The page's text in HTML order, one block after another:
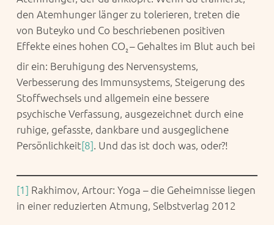
den Atemhunger länger zu tolerieren, treten die
von Buteyko und Co beschriebenen positiven
Effekte eines hohen CO2 – Gehaltes im Blut auch bei
dir ein: Beruhigung des Nervensystems,
Verbesserung des Immunsystems, Steigerung des
Stoffwechsels und allgemein eine bessere
psychische Verfassung, ausgezeichnet durch eine
ruhige, gefasste, dankbare und ausgeglichene
Persönlichkeit[8]. Und das ist doch was, oder?!
[1] Rakhimov, Artour: Yoga – die Geheimnisse liegen
in einer reduzierten Atmung, Selbstverlag 2012